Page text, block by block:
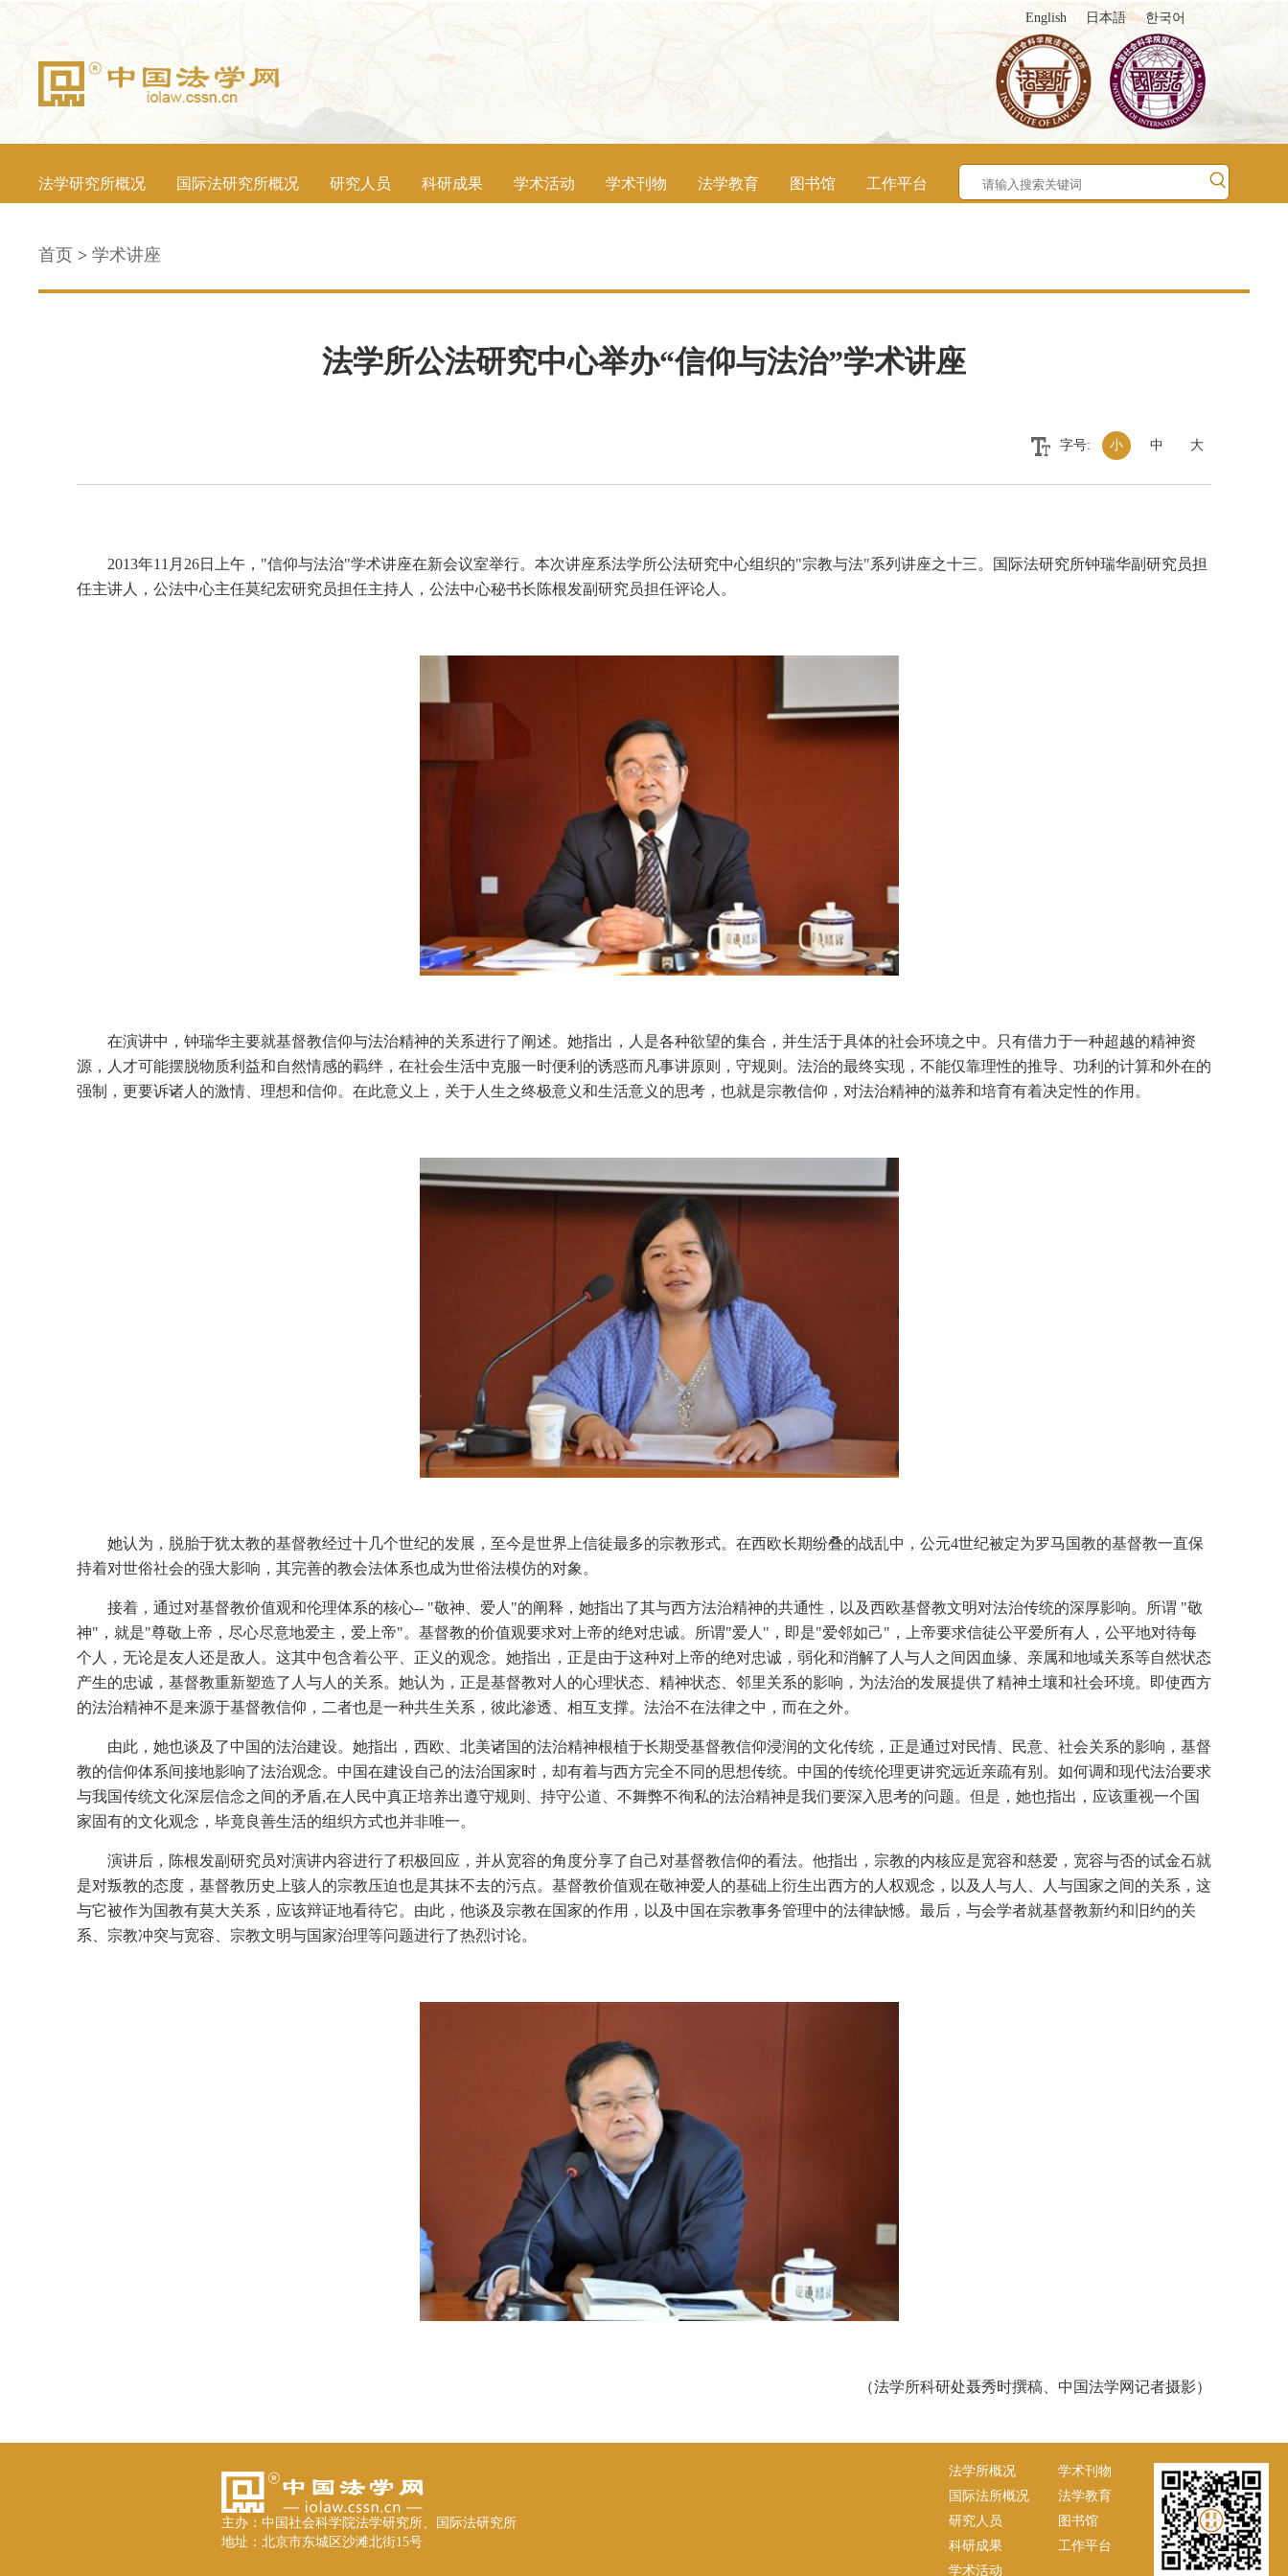
English 日本語 한국어
法学研究所概况 国际法研究所概况 研究人员 科研成果 学术活动 学术刊物 法学教育 图书馆 工作平台
首页 > 学术讲座
法学所公法研究中心举办“信仰与法治”学术讲座
字号: 小 中 大
2013年11月26日上午，"信仰与法治"学术讲座在新会议室举行。本次讲座系法学所公法研究中心组织的"宗教与法"系列讲座之十三。国际法研究所钟瑞华副研究员担
任主讲人，公法中心主任莫纪宏研究员担任主持人，公法中心秘书长陈根发副研究员担任评论人。
在演讲中，钟瑞华主要就基督教信仰与法治精神的关系进行了阐述。她指出，人是各种欲望的集合，并生活于具体的社会环境之中。只有借力于一种超越的精神资
源，人才可能摆脱物质利益和自然情感的羁绊，在社会生活中克服一时便利的诱惑而凡事讲原则，守规则。法治的最终实现，不能仅靠理性的推导、功利的计算和外在的
强制，更要诉诸人的激情、理想和信仰。在此意义上，关于人生之终极意义和生活意义的思考，也就是宗教信仰，对法治精神的滋养和培育有着决定性的作用。
她认为，脱胎于犹太教的基督教经过十几个世纪的发展，至今是世界上信徒最多的宗教形式。在西欧长期纷叠的战乱中，公元4世纪被定为罗马国教的基督教一直保
持着对世俗社会的强大影响，其完善的教会法体系也成为世俗法模仿的对象。
接着，通过对基督教价值观和伦理体系的核心-- "敬神、爱人"的阐释，她指出了其与西方法治精神的共通性，以及西欧基督教文明对法治传统的深厚影响。所谓 "敬
神"，就是"尊敬上帝，尽心尽意地爱主，爱上帝"。基督教的价值观要求对上帝的绝对忠诚。所谓"爱人"，即是"爱邻如己"，上帝要求信徒公平爱所有人，公平地对待每
个人，无论是友人还是敌人。这其中包含着公平、正义的观念。她指出，正是由于这种对上帝的绝对忠诚，弱化和消解了人与人之间因血缘、亲属和地域关系等自然状态
产生的忠诚，基督教重新塑造了人与人的关系。她认为，正是基督教对人的心理状态、精神状态、邻里关系的影响，为法治的发展提供了精神土壤和社会环境。即使西方
的法治精神不是来源于基督教信仰，二者也是一种共生关系，彼此渗透、相互支撑。法治不在法律之中，而在之外。
由此，她也谈及了中国的法治建设。她指出，西欧、北美诸国的法治精神根植于长期受基督教信仰浸润的文化传统，正是通过对民情、民意、社会关系的影响，基督
教的信仰体系间接地影响了法治观念。中国在建设自己的法治国家时，却有着与西方完全不同的思想传统。中国的传统伦理更讲究远近亲疏有别。如何调和现代法治要求
与我国传统文化深层信念之间的矛盾,在人民中真正培养出遵守规则、持守公道、不舞弊不徇私的法治精神是我们要深入思考的问题。但是，她也指出，应该重视一个国
家固有的文化观念，毕竟良善生活的组织方式也并非唯一。
演讲后，陈根发副研究员对演讲内容进行了积极回应，并从宽容的角度分享了自己对基督教信仰的看法。他指出，宗教的内核应是宽容和慈爱，宽容与否的试金石就
是对叛教的态度，基督教历史上骇人的宗教压迫也是其抹不去的污点。基督教价值观在敬神爱人的基础上衍生出西方的人权观念，以及人与人、人与国家之间的关系，这
与它被作为国教有莫大关系，应该辩证地看待它。由此，他谈及宗教在国家的作用，以及中国在宗教事务管理中的法律缺憾。最后，与会学者就基督教新约和旧约的关
系、宗教冲突与宽容、宗教文明与国家治理等问题进行了热烈讨论。
（法学所科研处聂秀时撰稿、中国法学网记者摄影）
主办：中国社会科学院法学研究所、国际法研究所
地址：北京市东城区沙滩北街15号
法学所概况
国际法所概况
研究人员
科研成果
学术活动
学术刊物
法学教育
图书馆
工作平台